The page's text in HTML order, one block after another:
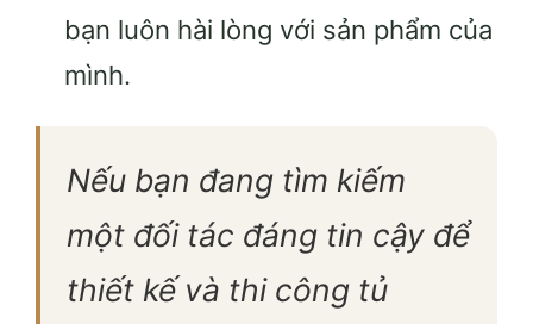
bạn luôn hài lòng với sản phẩm của
mình.
Nếu bạn đang tìm kiếm
một đối tác đáng tin cậy để
thiết kế và thi công tủ